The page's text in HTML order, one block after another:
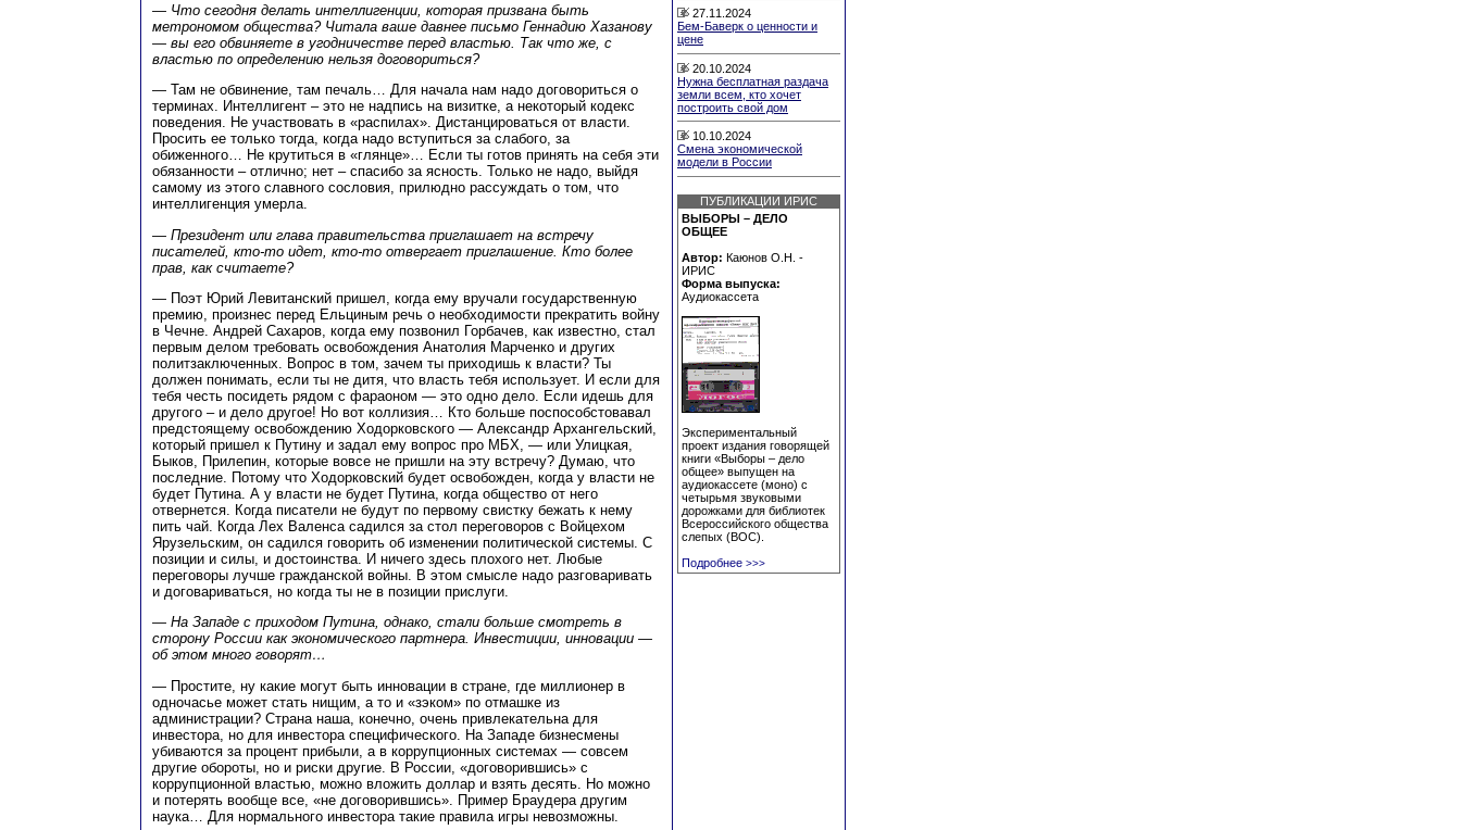
— Что сегодня делать интеллигенции, которая призвана быть
метрономом общества? Читала ваше давнее письмо Геннадию Хазанову
— вы его обвиняете в угодничестве перед властью. Так что же, с
властью по определению нельзя договориться?
— Там не обвинение, там печаль… Для начала нам надо договориться о
терминах. Интеллигент – это не надпись на визитке, а некоторый кодекс
поведения. Не участвовать в «распилах». Дистанцироваться от власти.
Просить ее только тогда, когда надо вступиться за слабого, за
обиженного… Не крутиться в «глянце»… Если ты готов принять на себя эти
обязанности – отлично; нет – спасибо за ясность. Только не надо, выйдя
самому из этого славного сословия, прилюдно рассуждать о том, что
интеллигенция умерла.
— Президент или глава правительства приглашает на встречу
писателей, кто-то идет, кто-то отвергает приглашение. Кто более
прав, как считаете?
— Поэт Юрий Левитанский пришел, когда ему вручали государственную
премию, произнес перед Ельциным речь о необходимости прекратить войну
в Чечне. Андрей Сахаров, когда ему позвонил Горбачев, как известно, стал
первым делом требовать освобождения Анатолия Марченко и других
политзаключенных. Вопрос в том, зачем ты приходишь к власти? Ты
должен понимать, если ты не дитя, что власть тебя использует. И если для
тебя честь посидеть рядом с фараоном — это одно дело. Если идешь для
другого – и дело другое! Но вот коллизия… Кто больше поспособстовавал
предстоящему освобождению Ходорковского — Александр Архангельский,
который пришел к Путину и задал ему вопрос про МБХ, — или Улицкая,
Быков, Прилепин, которые вовсе не пришли на эту встречу? Думаю, что
последние. Потому что Ходорковский будет освобожден, когда у власти не
будет Путина. А у власти не будет Путина, когда общество от него
отвернется. Когда писатели не будут по первому свистку бежать к нему
пить чай. Когда Лех Валенса садился за стол переговоров с Войцехом
Ярузельским, он садился говорить об изменении политической системы. С
позиции и силы, и достоинства. И ничего здесь плохого нет. Любые
переговоры лучше гражданской войны. В этом смысле надо разговаривать
и договариваться, но когда ты не в позиции прислуги.
— На Западе с приходом Путина, однако, стали больше смотреть в
сторону России как экономического партнера. Инвестиции, инновации —
об этом много говорят…
— Простите, ну какие могут быть инновации в стране, где миллионер в
одночасье может стать нищим, а то и «зэком» по отмашке из
администрации? Страна наша, конечно, очень привлекательна для
инвестора, но для инвестора специфического. На Западе бизнесмены
убиваются за процент прибыли, а в коррупционных системах — совсем
другие обороты, но и риски другие. В России, «договорившись» с
коррупционной властью, можно вложить доллар и взять десять. Но можно
и потерять вообще все, «не договорившись». Пример Браудера другим
наука… Для нормального инвестора такие правила игры невозможны.
27.11.2024
Бем-Баверк о ценности и
цене
20.10.2024
Нужна бесплатная раздача
земли всем, кто хочет
построить свой дом
10.10.2024
Смена экономической
модели в России
ПУБЛИКАЦИИ ИРИС
ВЫБОРЫ – ДЕЛО
ОБЩЕЕ
Автор: Каюнов О.Н. -
ИРИС
Форма выпуска:
Аудиокассета
Экспериментальный
проект издания говорящей
книги «Выборы – дело
общее» выпущен на
аудиокассете (моно) с
четырьмя звуковыми
дорожками для библиотек
Всероссийского общества
слепых (ВОС).
Подробнее >>>